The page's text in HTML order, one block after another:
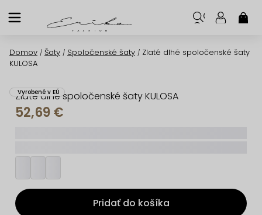
na
Domov / Šaty / Spoločenské šaty / Zlaté dlhé spoločenské šaty
KULOSA
Zlaté dlhé spoločenské šaty KULOSA
Vyrobené v EÚ
52,69 €
Pridať do košíka